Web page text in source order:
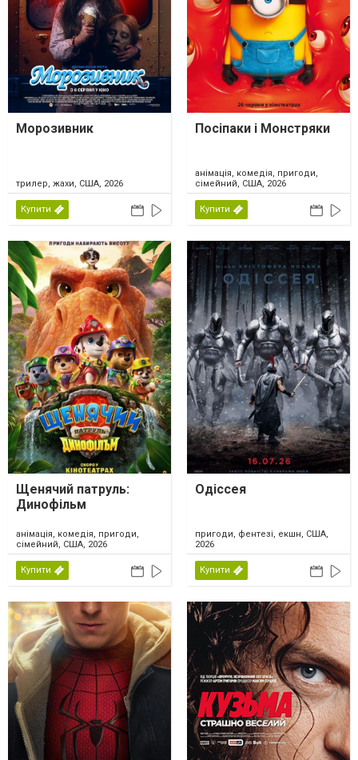
Морозивник
трилер, жахи, США, 2026
Купити
Посіпаки і Монстряки
анімація, комедія, пригоди,
сімейний, США, 2026
Купити
Щенячий патруль:
Динофільм
анімація, комедія, пригоди,
сімейний, США, 2026
Купити
Одіссея
пригоди, фентезі, екшн, США,
2026
Купити